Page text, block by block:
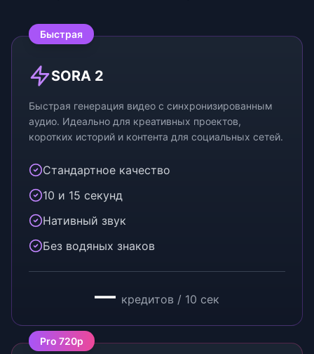
Быстрая
SORA 2
Быстрая генерация видео с синхронизированным
аудио. Идеально для креативных проектов,
коротких историй и контента для социальных сетей.
Стандартное качество
10 и 15 секунд
Нативный звук
Без водяных знаков
— кредитов / 10 сек
Pro 720p